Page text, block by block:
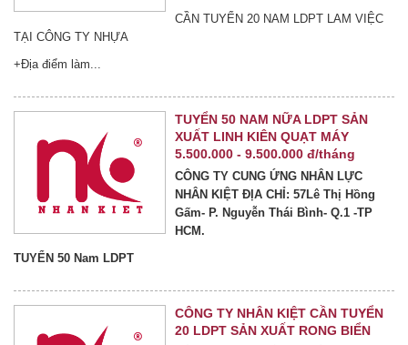
CẦN TUYỂN 20 NAM LDPT LAM VIỆC
TẠI CÔNG TY NHỰA
+Địa điểm làm...
TUYỂN 50 NAM NỮA LDPT SẢN
XUẤT LINH KIÊN QUẠT MÁY
5.500.000 - 9.500.000 đ/tháng
CÔNG TY CUNG ỨNG NHÂN LỰC
NHÂN KIỆT ĐỊA CHỈ: 57Lê Thị Hồng
Gấm- P. Nguyễn Thái Bình- Q.1 -TP
HCM.
TUYỂN 50 Nam LDPT
CÔNG TY NHÂN KIỆT CẦN TUYỂN
20 LDPT SẢN XUẤT RONG BIỂN